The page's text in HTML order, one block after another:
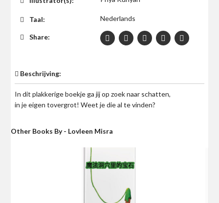
Taal: Nederlands
Share:
Beschrijving:
In dit plakkerige boekje ga jij op zoek naar schatten,
in je eigen tovergrot! Weet je die al te vinden?
Other Books By - Lovleen Misra